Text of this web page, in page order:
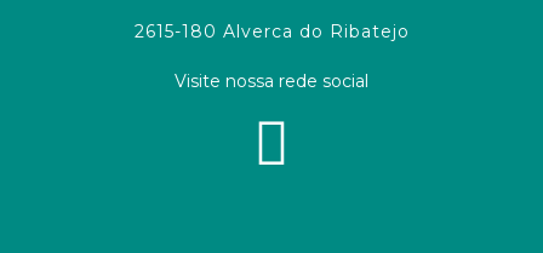
2615-180 Alverca do Ribatejo
Visite nossa rede social